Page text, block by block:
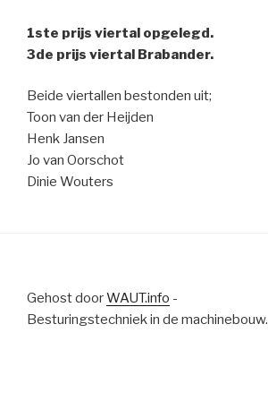
1ste prijs viertal opgelegd.
3de prijs viertal Brabander.
Beide viertallen bestonden uit;
Toon van der Heijden
Henk Jansen
Jo van Oorschot
Dinie Wouters
Gehost doorWAUT.info -
Besturingstechniek in de machinebouw.